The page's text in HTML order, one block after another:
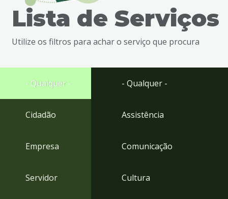
busca
Ir
rodapé
Lista de Serviços
Utilize os filtros para achar o serviço que procura
- Qualquer -
Cidadão
Empresa
Servidor
- Qualquer -
Assistência
Comunicação
Cultura